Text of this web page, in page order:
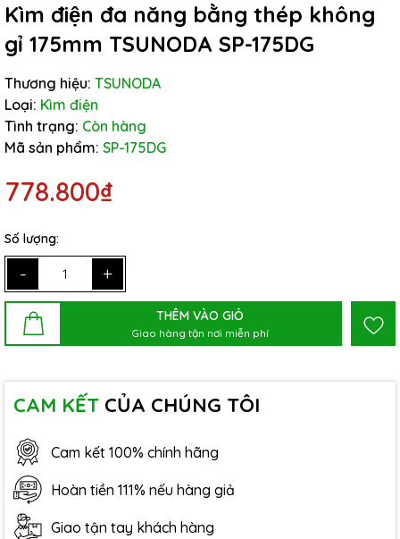
Kìm điện đa năng bằng thép không
gỉ 175mm TSUNODA SP-175DG
Thương hiệu: TSUNODA
Loại: Kìm điện
Tình trạng: Còn hàng
Mã sản phẩm: SP-175DG
778.800₫
Số lượng:
- +
THÊM VÀO GIỎ
Giao hàng tận nơi miễn phí
CAM KẾT CỦA CHÚNG TÔI
Cam kết 100% chính hãng
Hoàn tiền 111% nếu hàng giả
Giao tận tay khách hàng